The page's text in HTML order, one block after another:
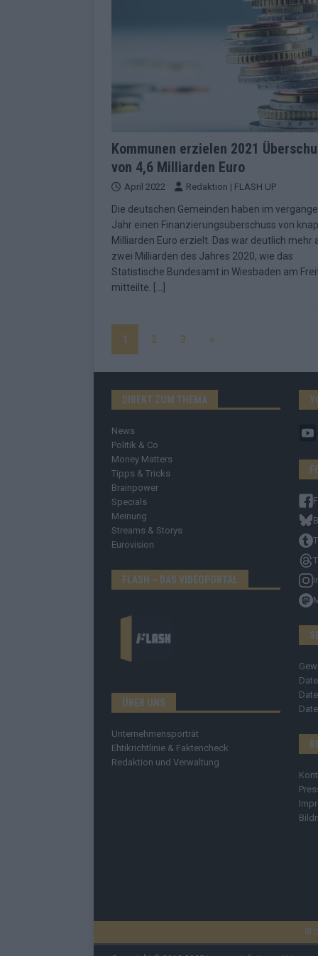
Kommunen erzielen 2021
von 4,6 Milliarden Euro
April 2022 Redaktion | FLASH UP
Die deutschen Gemeinden haben im
Jahr einen Finanzierungsüberschuss von
Milliarden Euro erzielt. Das war deutlich mehr
zwei Milliarden des Jahres 2020, wie das
Statistische Bundesamt in Wiesbaden am
mitteilte.
1 2 3 »
DIREKT ZUM THEMA
News
Politik & Co
Money Matters
Tipps & Tricks
Brainpower
Specials
Meinung
Streams & Storys
Eurovision
FLASH – DAS VIDEOPORTAL
ÜBER UNS
Unternehmensporträt
Ehtikrichtlinie & Faktencheck
Redaktion und Verwaltung